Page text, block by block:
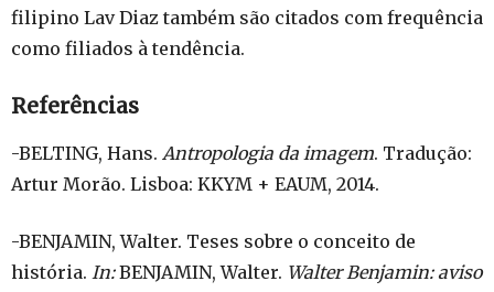
filipino Lav Diaz também são citados com frequência
como filiados à tendência.
Referências
-BELTING, Hans. Antropologia da imagem. Tradução:
Artur Morão. Lisboa: KKYM + EAUM, 2014.
-BENJAMIN, Walter. Teses sobre o conceito de
história. In:BENJAMIN, Walter. Walter Benjamin: aviso